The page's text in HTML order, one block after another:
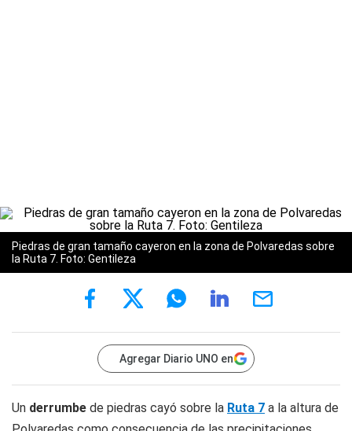
Piedras de gran tamaño cayeron en la zona de Polvaredas sobre
la Ruta 7. Foto: Gentileza
Agregar Diario UNO en
Un derrumbe de piedras cayó sobre la Ruta 7 a la altura de